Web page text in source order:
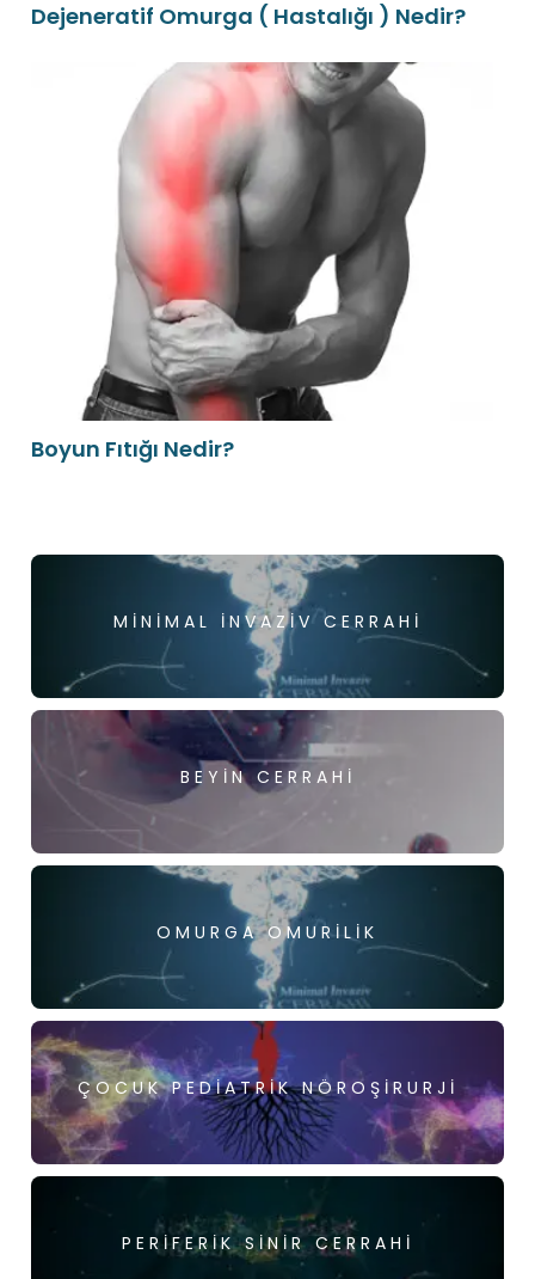
Dejeneratif Omurga ( Hastalığı ) Nedir?
Boyun Fıtığı Nedir?
MINIMAL İNVAZIV CERRAHI
BEYIN CERRAHI
OMURGA OMURILIK
ÇOCUK PEDIATRIK NÖROŞIRURJI
PERIFERIK SINIR CERRAHI